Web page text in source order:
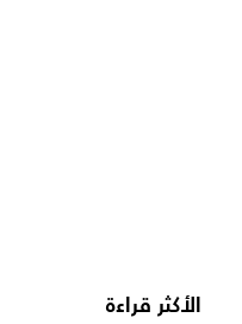
الأكثر قراءة